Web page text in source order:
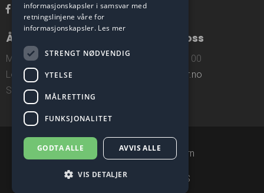
Åpningstider
Man - Fre: 0730 - 1530
Lørdag: Stengt
Søndag: Stengt
Kontakt oss
Tlf: 55 98 09 00
post@donar.no
© 2026 | cookies|personvern
Webdesign: Absoluttweb AS
informasjonskapsler i samsvar med
retningslinjene våre for
informasjonskapsler. Les mer
STRENGT NØDVENDIG
YTELSE
MÅLRETTING
FUNKSJONALITET
GODTA ALLE AVVIS ALLE
VIS DETALJER